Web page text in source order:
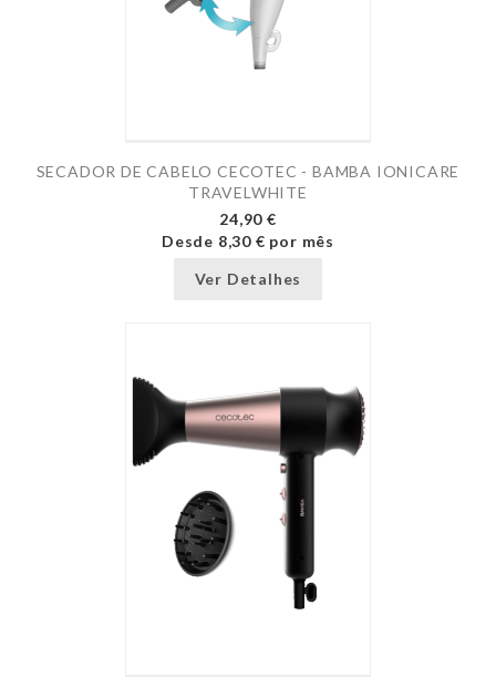
SECADOR DE CABELO CECOTEC - BAMBA IONICARE
TRAVELWHITE
24,90 €
Desde 8,30 € por mês
Ver Detalhes